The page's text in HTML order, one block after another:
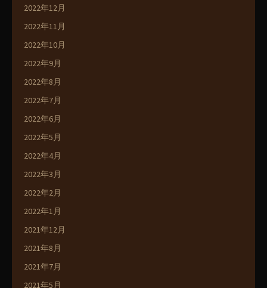
2022年12月
2022年11月
2022年10月
2022年9月
2022年8月
2022年7月
2022年6月
2022年5月
2022年4月
2022年3月
2022年2月
2022年1月
2021年12月
2021年8月
2021年7月
2021年5月